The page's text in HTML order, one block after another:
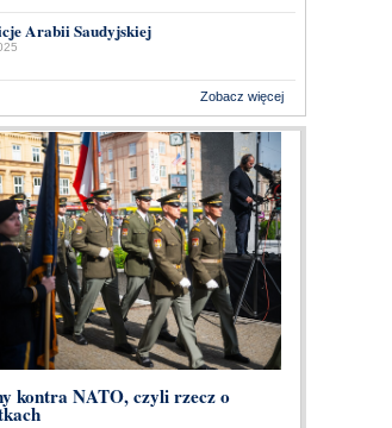
Arabii Saudyjskiej
Zobacz więcej
kontra NATO, czyli rzecz o